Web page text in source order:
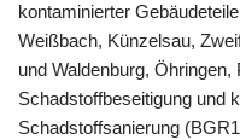
kontaminierter
Weißbach, Künzelsau,
und Waldenburg, Öhringen,
Schadstoffbeseitigung und
Schadstoffsanierung